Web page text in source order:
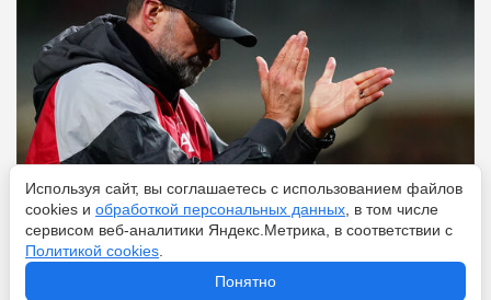
Перейти 9 августа 2026
Используя сайт, вы соглашаетесь с использованием файлов
cookies и обработкой персональных данных , в том числе
сервисом веб-аналитики Яндекс.Метрика, в соответствии с
Политикой cookies
Понятно